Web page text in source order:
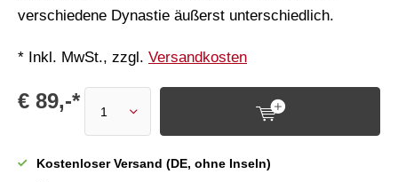
verschiedene Dynastie äußerst unterschiedlich.
* Inkl. MwSt., zzgl. Versandkosten
€ 89,-*
Kostenloser Versand (DE, ohne Inseln)